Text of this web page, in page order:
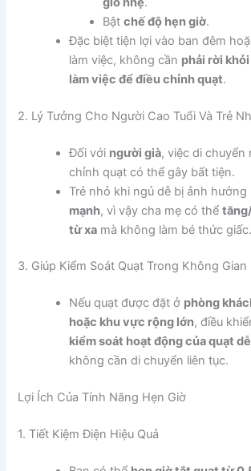
Bậtchế độ hẹn giờ.
Đặc biệt tiện lợi vào ban đêm
làm việc, không cần phải rời
làm việc để điều chỉnh quạt.
2. Lý Tưởng Cho Người Cao Tuổi Và Trẻ
Đối với người già, việc di chuyển
chỉnh quạt có thể gây bất tiện.
Trẻ nhỏ khi ngủ dễ bị ảnh
mạnh, vì vậy cha mẹ có thể
từ xa mà không làm bé thức giấc.
3. Giúp Kiểm Soát Quạt Trong Không Gian
Nếu quạt được đặt ở phòng
hoặc khu vực rộng lớn, điều
kiểm soát hoạt động của quạt
không cần di chuyển liên tục.
Lợi Ích Của Tính Năng Hẹn Giờ
1. Tiết Kiệm Điện Hiệu Quả